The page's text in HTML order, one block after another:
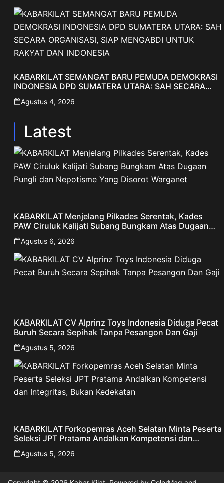
KABARKILAT SEMANGAT BARU PEMUDA DEMOKRASI
INDONESIA DPD SUMATERA UTARA: SAH SECARA
ORGANISASI, SIAP MENGABDI UNTUK RAKYAT DAN
INDONESIA
Agustus 4, 2026
Latest
KABARKILAT Menjelang Pilkades Serentak, Kades
PAW Ciruluk Kalijati Subang Bungkam Atas Dugaan
Pungli dan Nepotisme Yang Disorot Warganet
Agustus 6, 2026
KABARKILAT CV Alprinz Toys Indonesia Diduga Pecat
Buruh Secara Sepihak Tanpa Pesangon Dan Gaji
Agustus 5, 2026
KABARKILAT Forkopemras Aceh Selatan Minta Peserta
Seleksi JPT Pratama Andalkan Kompetensi dan
Integritas, Bukan Kedekatan
Agustus 5, 2026